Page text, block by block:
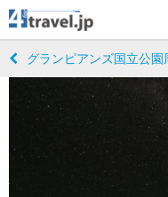
グランピアンズ国立公